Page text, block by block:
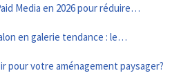
Media en 2026 pour réduire…
en galerie tendance : le…
pour votre aménagement paysager?